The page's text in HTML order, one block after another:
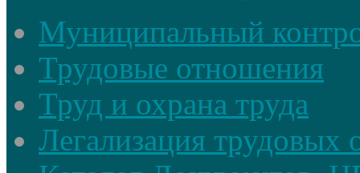
Муниципальный
Трудовые отношения
Труд и охрана труда
Легализация трудовых